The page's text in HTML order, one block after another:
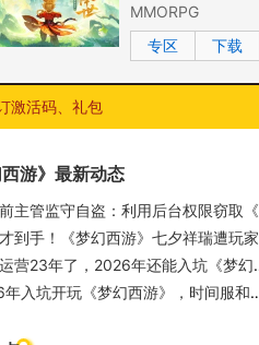
MMORPG
专区
下载
激活码、礼包
西游》最新动态
守自盗：利用后台权限窃取《梦幻西游》171 个闲置账号，牟利 173 万元获三年缓刑
手！《梦幻西游》七夕祥瑞遭玩家吐槽减量不减价
营23年了，2026年还能入坑《梦幻西游》吗？
入坑开玩《梦幻西游》，时间服和畅玩服要怎么选？